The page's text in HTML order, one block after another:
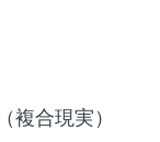
複合現実）